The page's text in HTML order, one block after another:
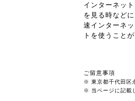
インターネッ
を見る時など
速インターネ
トを使うこと
ご留意事項
※ 東京都千代田区
※ 当ページに記載